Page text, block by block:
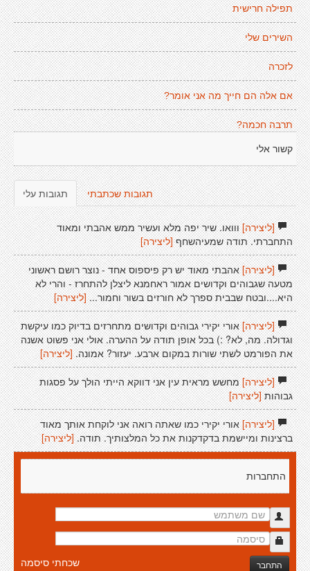
תפילה חרישית
השירים שלי
לזכרה
אם אלה הם חייך מה אני אומר?
תרבה חכמה?
קשור אלי
תגובות עלי תגובות שכתבתי
[ליצירה]ווואו. שיר יפה מלא ועשיר ממש אהבתי ומאוד
התחברתי. תודה שמעיהשחף [ליצירה]
[ליצירה]אהבתי מאוד יש רק פיספוס אחד - נוצר רושם ראשוני
מטעה שגבוהים וקדושים אמור ראחמנא ליצלן להתחרז - והרי לא
היא....ובטח שבבית ספרך לא חורזים בשור וחמור... [ליצירה]
[ליצירה]אורי יקירי גבוהים וקדושים מתחרזים בדיוק כמו עיקשת
וגדולה. מה, לא? :) בכל אופן תודה על ההערה. אולי אני פשוט אשנה
את הפורמט לשתי שורות במקום ארבע. יעזור? אמונה. [ליצירה]
[ליצירה]מחשש מראית עין אני דווקא הייתי הולך על פסגות
גבוהות [ליצירה]
[ליצירה]אורי יקירי כמו שאתה רואה אני לוקחת אותך מאוד
ברצינות ומיישמת בדקדקנות את כל המלצותיך. תודה. [ליצירה]
התחברות
התחבר שכחתי סיסמה